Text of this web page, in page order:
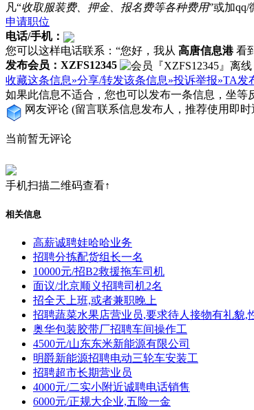
凡“收取服装费、押金、报名费等各种费用”或加qq/
申请职位
电话/手机：
您可以这样电话联系：“您好，我从 高唐信息港看
发布会员：XZFS12345
收藏这条信息»分享/转发该条信息»投诉举报»TA发
如果此信息不适合，您也可以发布一条信息，坐等
网友评论 (留言联系信息发布人，推荐使用即
当前暂无评论
手机扫描二维码查看↑
相关信息
高薪诚聘娃哈哈业务
招聘分拣配货组长一名
10000元/招B2救援拖车司机
面议/北京顺义招聘司机2名
招全天上班,或者兼职晚上
招聘蔬菜水果店营业员,要求待人接物有礼貌,
奥华包装胶带厂招聘车间操作工
4500元/山东东米新能源有限公司
明爵新能源招聘电动三轮车安装工
招聘超市长期营业员
4000元/二实小附近诚聘电话销售
6000元/正规大企业,五险一金